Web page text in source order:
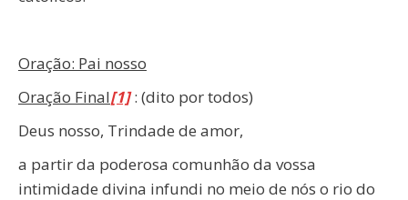
Oração: Pai nosso
Oração Final[1]: (dito por todos)
Deus nosso, Trindade de amor,
a partir da poderosa comunhão da vossa
intimidade divina infundi no meio de nós o rio do